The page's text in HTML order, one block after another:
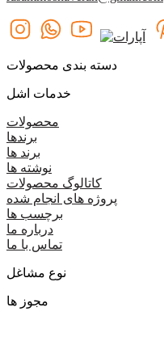
دسته بندی محصولات
خدمات اشل
محصولات
برندها
برند ها
نوشته ها
کاتالوگ محصولات
پروژه های انجام شده
برچسب ها
درباره ما
تماس با ما
نوع مشاغل
مجوز ها